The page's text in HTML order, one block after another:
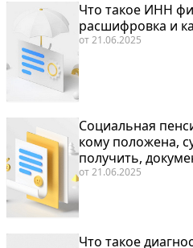
Что такое ИНН
расшифровка и
от21.06.2025
Социальная
кому положена,
получить,
от21.06.2025
Что такое